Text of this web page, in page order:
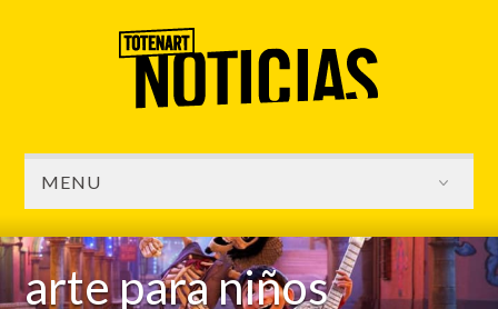
MENU
arte para niños